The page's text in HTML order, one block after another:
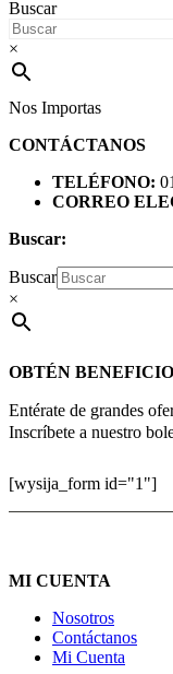
Buscar
×
Nos Importas
CONTÁCTANOS
TELÉFONO:
CORREO
Buscar:
Buscar
×
OBTÉN
Entérate de grandes
Inscríbete a nuestro
[wysija_form id="1"]
MI CUENTA
Nosotros
Contáctanos
Mi Cuenta